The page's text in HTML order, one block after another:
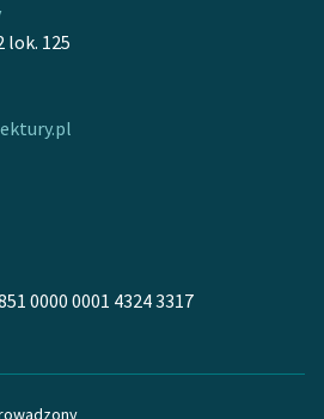
lok. 125
0000 0001 4324 3317